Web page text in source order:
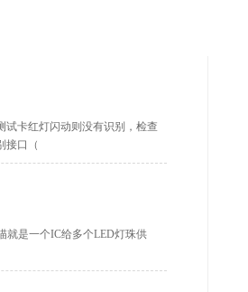
试卡红灯闪动则没有识别，检查
接口（
就是一个IC给多个LED灯珠供